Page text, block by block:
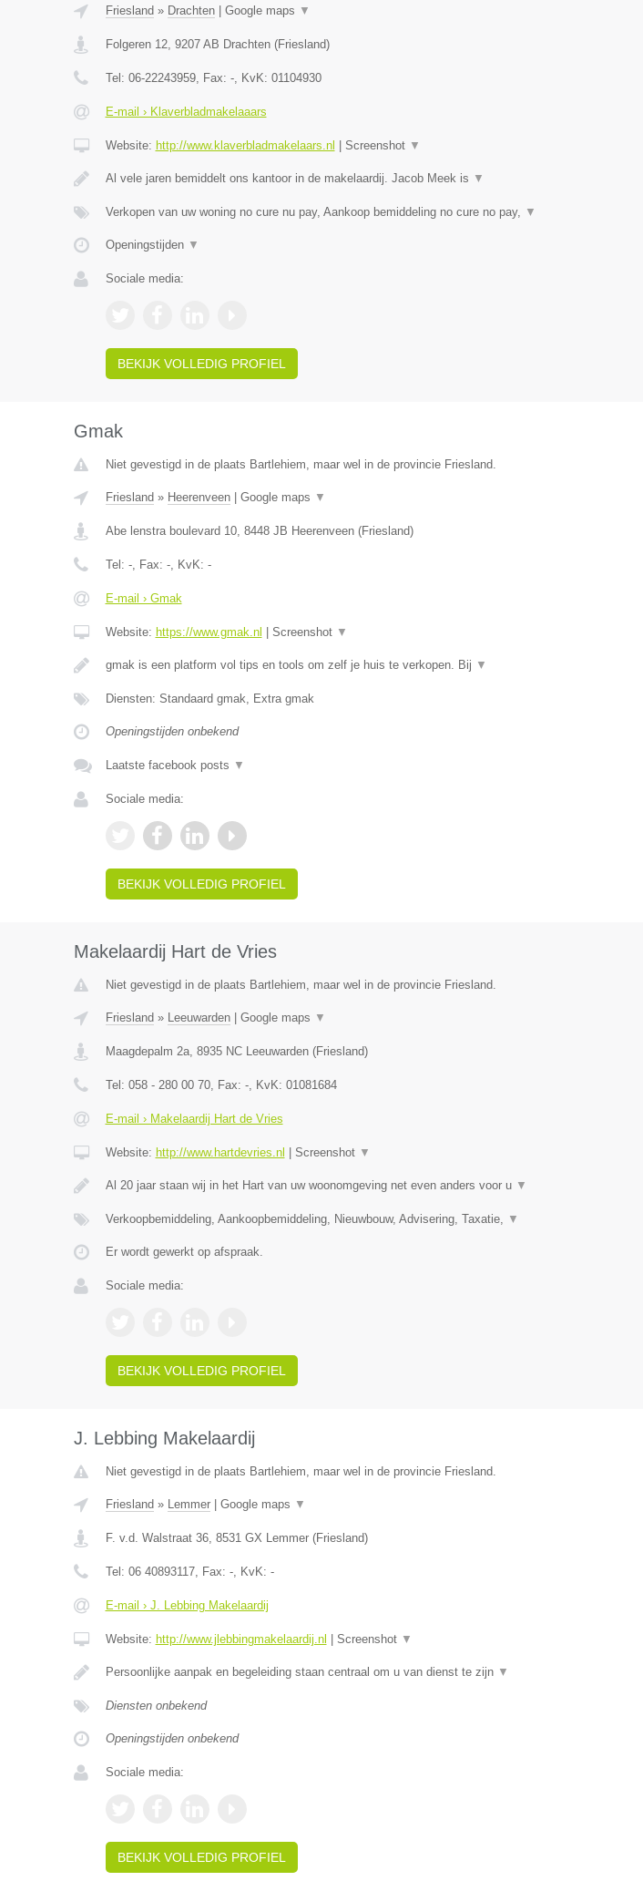
Friesland » Drachten| Google maps ▼
Folgeren 12, 9207 AB Drachten(Friesland)
Tel: 06-22243959, Fax: -, KvK: 01104930
E-mail › Klaverbladmakelaaars
Website: http://www.klaverbladmakelaars.nl Screenshot ▼
Al vele jaren bemiddelt ons kantoor in de makelaardij. Jacob Meek is ▼
Verkopen van uw woning no cure nu pay, Aankoop bemiddeling no cure no pay, ▼
Openingstijden ▼
Sociale media:
BEKIJK VOLLEDIG PROFIEL
Gmak
Niet gevestigd in de plaats Bartlehiem, maar wel in de provincie Friesland.
Friesland » Heerenveen| Google maps ▼
Abe lenstra boulevard 10, 8448 JB Heerenveen(Friesland)
Tel: -, Fax: -, KvK: -
E-mail › Gmak
Website: https://www.gmak.nl Screenshot ▼
gmak is een platform vol tips en tools om zelf je huis te verkopen. Bij ▼
Diensten: Standaard gmak, Extra gmak
Openingstijden onbekend
Laatste facebook posts ▼
Sociale media:
BEKIJK VOLLEDIG PROFIEL
Makelaardij Hart de Vries
Niet gevestigd in de plaats Bartlehiem, maar wel in de provincie Friesland.
Friesland » Leeuwarden| Google maps ▼
Maagdepalm 2a, 8935 NC Leeuwarden(Friesland)
Tel: 058 - 280 00 70, Fax: -, KvK: 01081684
E-mail › Makelaardij Hart de Vries
Website: http://www.hartdevries.nl Screenshot ▼
Al 20 jaar staan wij in het Hart van uw woonomgeving net even anders voor u ▼
Verkoopbemiddeling, Aankoopbemiddeling, Nieuwbouw, Advisering, Taxatie, ▼
Er wordt gewerkt op afspraak.
Sociale media:
BEKIJK VOLLEDIG PROFIEL
J. Lebbing Makelaardij
Niet gevestigd in de plaats Bartlehiem, maar wel in de provincie Friesland.
Friesland » Lemmer| Google maps ▼
F. v.d. Walstraat 36, 8531 GX Lemmer(Friesland)
Tel: 06 40893117, Fax: -, KvK: -
E-mail › J. Lebbing Makelaardij
Website: http://www.jlebbingmakelaardij.nl Screenshot ▼
Persoonlijke aanpak en begeleiding staan centraal om u van dienst te zijn ▼
Diensten onbekend
Openingstijden onbekend
Sociale media:
BEKIJK VOLLEDIG PROFIEL